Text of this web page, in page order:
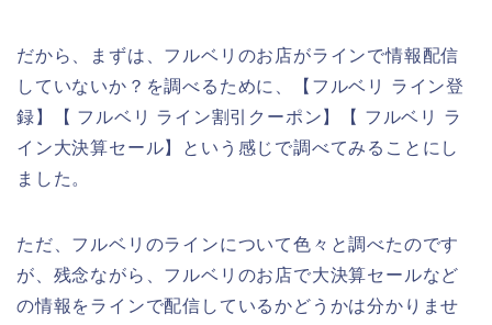
だから、まずは、フルベリのお店がラインで情報配信
していないか？を調べるために、【フルベリ ライン登
録】【 フルベリ ライン割引クーポン】【 フルベリ ラ
イン大決算セール】という感じで調べてみることにし
ました。
ただ、フルベリのラインについて色々と調べたのです
が、残念ながら、フルベリのお店で大決算セールなど
の情報をラインで配信しているかどうかは分かりませ